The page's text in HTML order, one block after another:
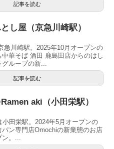
記事を読む
とし屋（京急川崎駅）
急川崎駅。2025年10月オープンの
華そば 酒田 鹿島田店からのはし
グループの新...
記事を読む
aki（小田栄駅）
小田栄駅。2024年5月オープンの
パン専門店Omochiの新業態のお店
ン。...